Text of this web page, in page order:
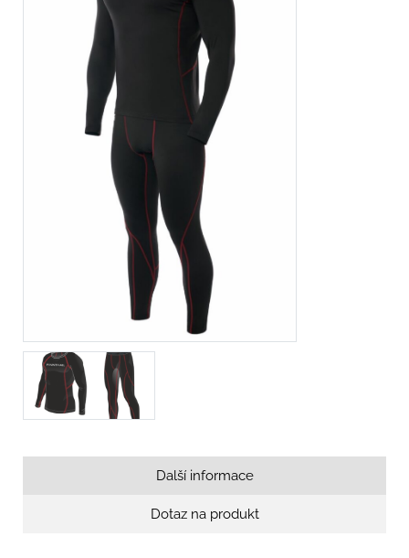
Další informace
Dotaz na produkt